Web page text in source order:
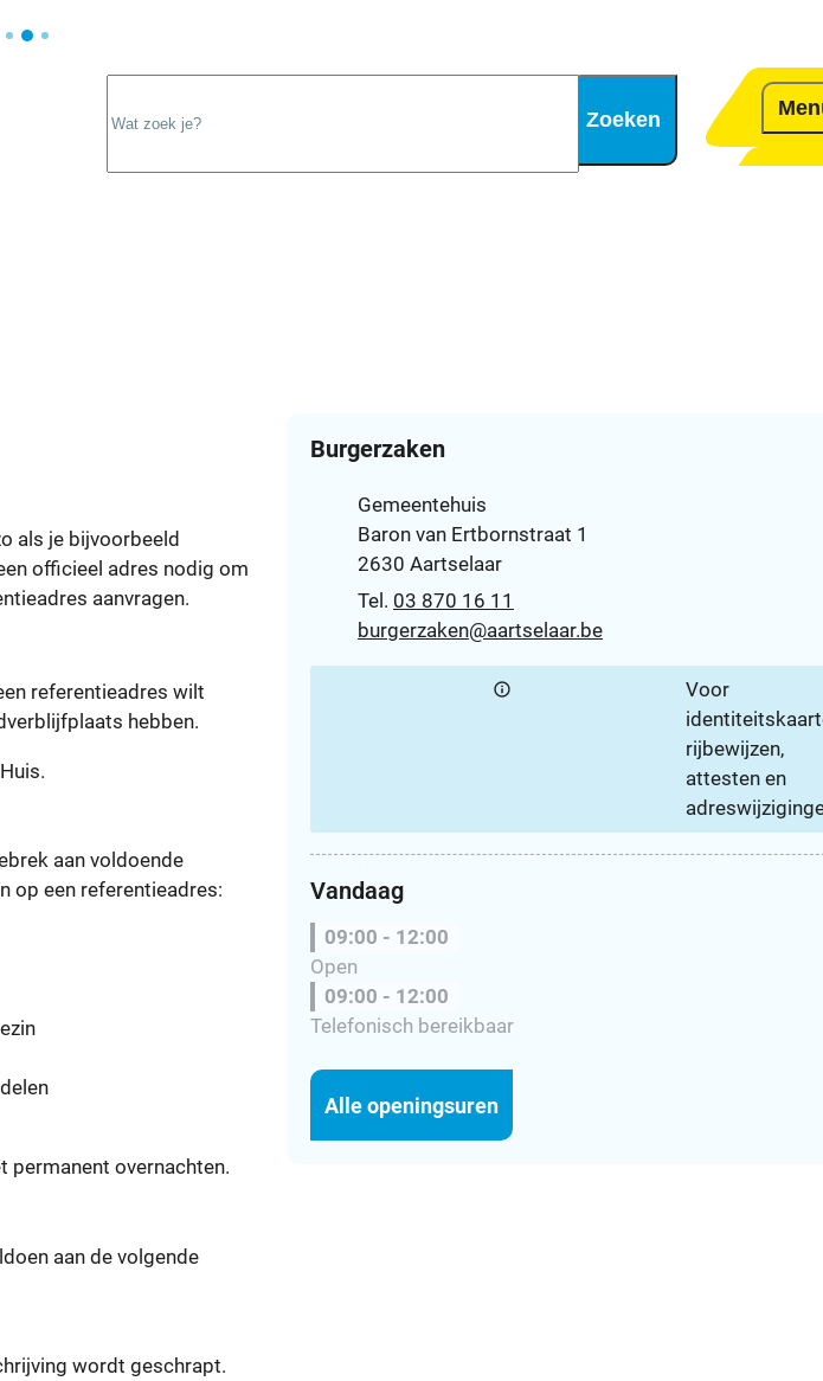
Zoeken
als je bijvoorbeeld
officieel adres nodig om
aanvragen.
referentieadres wilt
hebben.
aan voldoende
op een referentieadres:
permanent overnachten.
aan de volgende
wordt geschrapt.
Burgerzaken
AdresGemeentehuis
Baron van Ertbornstraat 1
,2630 Aartselaar
03 870 16 11
E-mailburgerzaken@aartselaar.be
Voor
rijbewijzen,
attesten en
Vandaag
09:00 - 12:00
Open
09:00 - 12:00
Telefonisch bereikbaar
Alle openingsurenBurgerzaken